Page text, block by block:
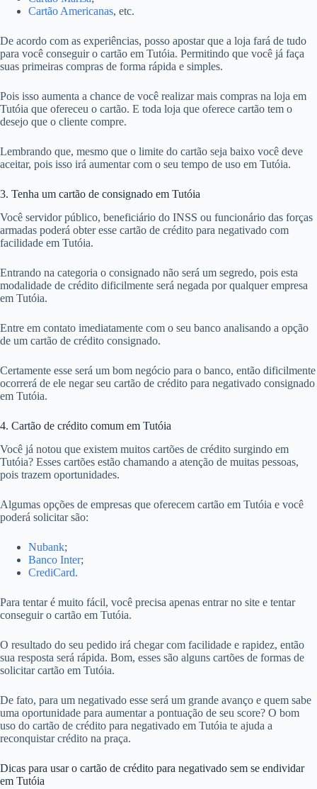
Cartão Americanas, etc.
De acordo com as experiências, posso apostar que a loja fará de tudo
para você conseguir o cartão em Tutóia. Permitindo que você já faça
suas primeiras compras de forma rápida e simples.
Pois isso aumenta a chance de você realizar mais compras na loja em
Tutóia que ofereceu o cartão. E toda loja que oferece cartão tem o
desejo que o cliente compre.
Lembrando que, mesmo que o limite do cartão seja baixo você deve
aceitar, pois isso irá aumentar com o seu tempo de uso em Tutóia.
3. Tenha um cartão de consignado em Tutóia
Você servidor público, beneficiário do INSS ou funcionário das forças
armadas poderá obter esse cartão de crédito para negativado com
facilidade em Tutóia.
Entrando na categoria o consignado não será um segredo, pois esta
modalidade de crédito dificilmente será negada por qualquer empresa
em Tutóia.
Entre em contato imediatamente com o seu banco analisando a opção
de um cartão de crédito consignado.
Certamente esse será um bom negócio para o banco, então dificilmente
ocorrerá de ele negar seu cartão de crédito para negativado consignado
em Tutóia.
4. Cartão de crédito comum em Tutóia
Você já notou que existem muitos cartões de crédito surgindo em
Tutóia? Esses cartões estão chamando a atenção de muitas pessoas,
pois trazem oportunidades.
Algumas opções de empresas que oferecem cartão em Tutóia e você
poderá solicitar são:
Nubank;
Banco Inter;
CrediCard.
Para tentar é muito fácil, você precisa apenas entrar no site e tentar
conseguir o cartão em Tutóia.
O resultado do seu pedido irá chegar com facilidade e rapidez, então
sua resposta será rápida. Bom, esses são alguns cartões de formas de
solicitar cartão em Tutóia.
De fato, para um negativado esse será um grande avanço e quem sabe
uma oportunidade para aumentar a pontuação de seu score? O bom
uso do cartão de crédito para negativado em Tutóia te ajuda a
reconquistar crédito na praça.
Dicas para usar o cartão de crédito para negativado sem se endividar
em Tutóia